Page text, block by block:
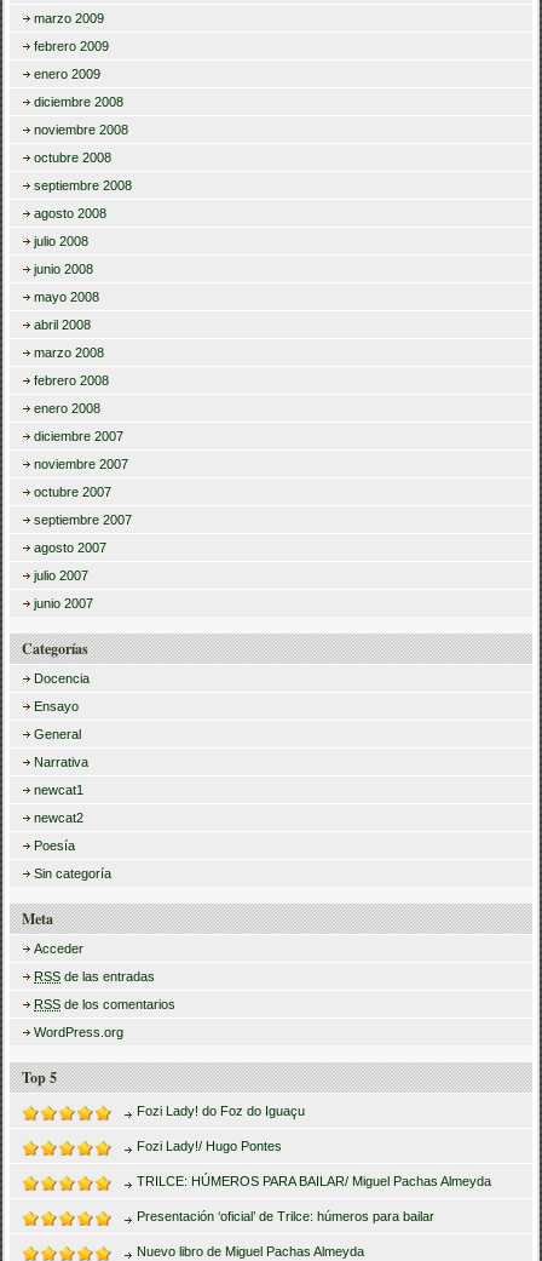
marzo 2009
febrero 2009
enero 2009
diciembre 2008
noviembre 2008
octubre 2008
septiembre 2008
agosto 2008
julio 2008
junio 2008
mayo 2008
abril 2008
marzo 2008
febrero 2008
enero 2008
diciembre 2007
noviembre 2007
octubre 2007
septiembre 2007
agosto 2007
julio 2007
junio 2007
Categorías
Docencia
Ensayo
General
Narrativa
newcat1
newcat2
Poesía
Sin categoría
Meta
Acceder
RSS de las entradas
RSS de los comentarios
WordPress.org
Top 5
Fozi Lady! do Foz do Iguaçu
Fozi Lady!/ Hugo Pontes
TRILCE: HÚMEROS PARA BAILAR/ Miguel Pachas Almeyda
Presentación ‘oficial’ de Trilce: húmeros para bailar
Nuevo libro de Miguel Pachas Almeyda